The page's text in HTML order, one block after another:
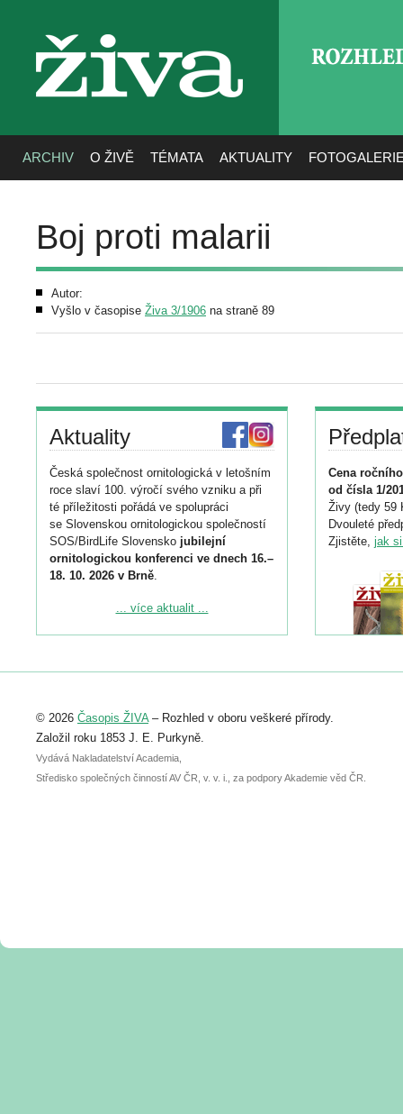
živa
ARCHIV O ŽIVĚ TÉMATA AKTUALITY
Boj proti malarii
Autor:
Vyšlo v časopise Živa 3/1906 na straně 89
Aktuality
Česká společnost ornitologická v letošním
roce slaví 100. výročí svého vzniku a při
té příležitosti pořádá ve spolupráci
se Slovenskou ornitologickou společností
SOS/BirdLife Slovensko jubilejní
ornitologickou konferenci ve dnech 16.–
18. 10. 2026 v Brně.
Podrobnější informace ke konferenci
Registrovat se můžete do 6. září.
abstraktu přihlášené přednášky nebo
posteru je už 30. června.
... více aktualit ...
Cena
od čísla 1/
Živy (tedy 59
Dvouleté
Zjistěte, jak
© 2026 Časopis ŽIVA– Rozhled v oboru veškeré přírody.
Založil roku 1853 J. E. Purkyně.
Vydává Nakladatelství Academia,
Středisko společných činností AV ČR, v. v. i., za podpory Akademie věd ČR.